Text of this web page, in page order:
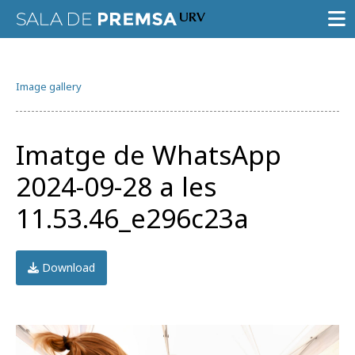
AGENDA URV
Subscribe to the URV newsletters
Image gallery
Imatge de WhatsApp
2024-09-28 a les
11.53.46_e296c23a
Download